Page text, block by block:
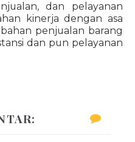
dan pelayanan
kinerja dengan asa
penjualan barang
dan pun pelayanan